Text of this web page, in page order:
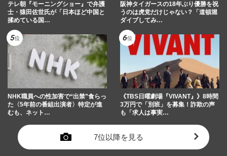
テレ朝『モーニングショー』で弁護
士・猿田佐世氏が「日本ほど中国と
揉めている国…
阪神タイガースの18年ぶり優勝を祝
うのは虎党だけじゃない？「道頓堀
ダイブしてみ…
NHK職員への性加害で“出禁”食らっ
た〈5年前の番組出演者〉特定が進
むも、ネット…
《TBS日曜劇場『VIVANT』》8時間
3万円で「別班」を募集！詐欺の声
も「求人は事実…
7位以降を見る